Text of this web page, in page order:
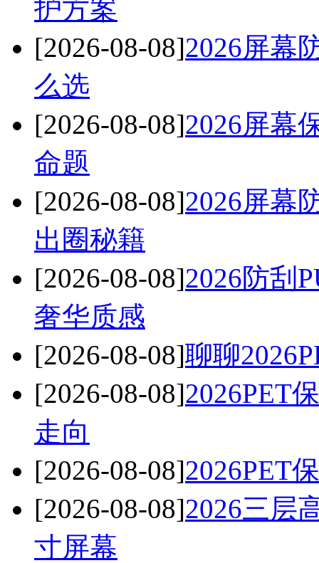
护方案
[2026-08-08]2026屏幕
么选
[2026-08-08]2026屏幕
命题
[2026-08-08]2026屏幕
出圈秘籍
[2026-08-08]2026防刮
奢华质感
[2026-08-08]聊聊
[2026-08-08]2026PET
走向
[2026-08-08]2026PET
[2026-08-08]2026三层
寸屏幕